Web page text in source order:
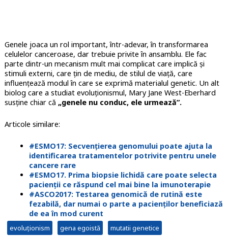
Genele joaca un rol important, într-adevar, în transformarea
celulelor canceroase, dar trebuie privite în ansamblu. Ele fac
parte dintr-un mecanism mult mai complicat care implică și
stimuli externi, care țin de mediu, de stilul de viață, care
influențează modul în care se exprimă materialul genetic. Un alt
biolog care a studiat evoluționismul, Mary Jane West-Eberhard
susține chiar că „genele nu conduc, ele urmează”.
Articole similare:
#ESMO17: Secvențierea genomului poate ajuta la
identificarea tratamentelor potrivite pentru unele
cancere rare
#ESMO17. Prima biopsie lichidă care poate selecta
pacienții ce răspund cel mai bine la imunoterapie
#ASCO2017: Testarea genomică de rutină este
fezabilă, dar numai o parte a pacienților beneficiază
de ea în mod curent
evoluționism gena egoistă mutatii genetice